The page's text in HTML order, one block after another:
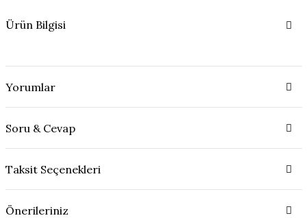
Ürün Bilgisi
Yorumlar
Soru & Cevap
Taksit Seçenekleri
Önerileriniz